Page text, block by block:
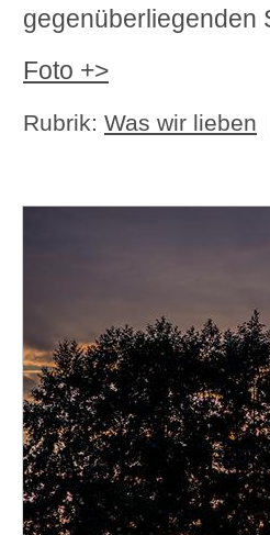
gegenüberliegenden
Foto +>
Rubrik: Was wir lieben